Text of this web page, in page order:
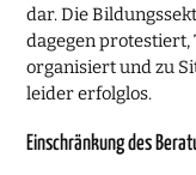
dar. Die
dagegen
organisiert und zu
leider erfolglos.
Einschränkung des